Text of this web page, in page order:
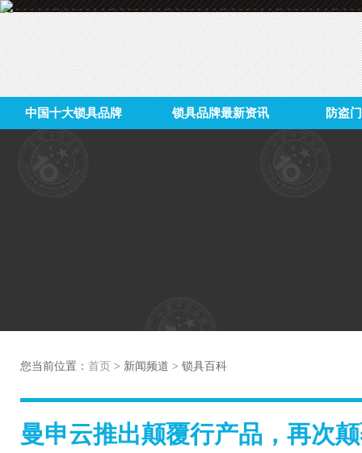
中国十大锁具品牌 锁具品牌最新资讯 防盗
您当前位置： 首页 > 新闻频道 > 锁具百科
曼申云推出颠覆行产品，再次